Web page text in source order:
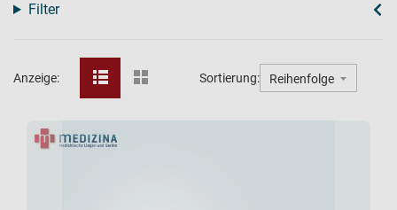
Filter
Anzeige: Sortierung: